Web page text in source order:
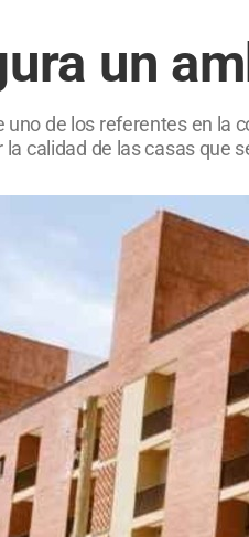
un
de los referentes en la
calidad de las casas que